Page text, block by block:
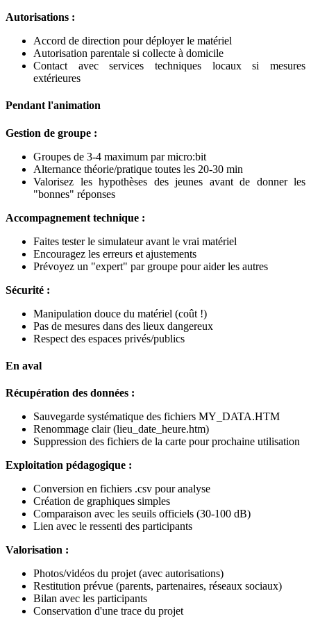
Autorisations :
Accord de direction pour déployer le matériel
Autorisation parentale si collecte à domicile
Contact avec services techniques locaux si mesures
extérieures
Pendant l'animation
Gestion de groupe :
Groupes de 3-4 maximum par micro:bit
Alternance théorie/pratique toutes les 20-30 min
Valorisez les hypothèses des jeunes avant de donner les
"bonnes" réponses
Accompagnement technique :
Faites tester le simulateur avant le vrai matériel
Encouragez les erreurs et ajustements
Prévoyez un "expert" par groupe pour aider les autres
Sécurité :
Manipulation douce du matériel (coût !)
Pas de mesures dans des lieux dangereux
Respect des espaces privés/publics
En aval
Récupération des données :
Sauvegarde systématique des fichiers MY_DATA.HTM
Renommage clair (lieu_date_heure.htm)
Suppression des fichiers de la carte pour prochaine utilisation
Exploitation pédagogique :
Conversion en fichiers .csv pour analyse
Création de graphiques simples
Comparaison avec les seuils officiels (30-100 dB)
Lien avec le ressenti des participants
Valorisation :
Photos/vidéos du projet (avec autorisations)
Restitution prévue (parents, partenaires, réseaux sociaux)
Bilan avec les participants
Conservation d'une trace du projet